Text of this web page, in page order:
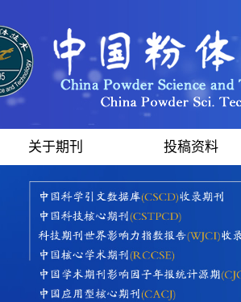
关于期刊 投稿资料